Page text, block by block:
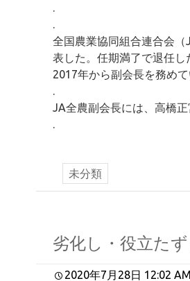
.
.
全国農業協同組合連合会
表した。任期満了で退任
2017年から副会長を務めて
.
JA全農副会長には、高橋
.
未分類
劣化し・役立た
2020年7月28日 12:02 AM